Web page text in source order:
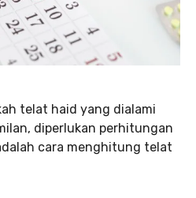
telat haid yang dialami
diperlukan perhitungan
cara menghitung telat